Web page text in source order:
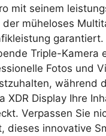
€349,30 €.
mit seinem
der müheloses
garantiert.
Triple-Kamera
Fotos und
während
XDR Display Ihre
Verpassen Sie
dieses innovative